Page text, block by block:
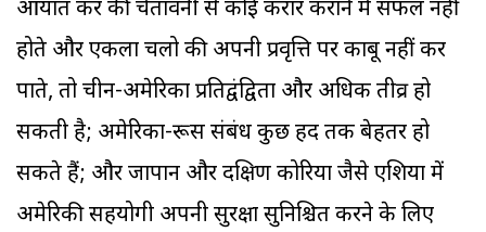
आयात कर की चेतावनी से कोई करार कराने में सफल नहीं
होते और एकला चलो की अपनी प्रवृत्ति पर काबू नहीं कर
पाते, तो चीन-अमेरिका प्रतिद्वंद्विता और अधिक तीव्र हो
सकती है; अमेरिका-रूस संबंध कुछ हद तक बेहतर हो
सकते हैं; और जापान और दक्षिण कोरिया जैसे एशिया में
अमेरिकी सहयोगी अपनी सुरक्षा सुनिश्चित करने के लिए